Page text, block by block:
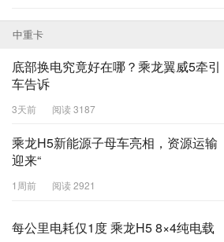
中重卡
底部换电究竟好在哪？乘龙翼威5牵引
车告诉
3天前 阅读 3187
乘龙H5新能源子母车亮相，资源运输
迎来“
1周前 阅读 2921
每公里电耗仅1度 乘龙H5 8×4纯电载